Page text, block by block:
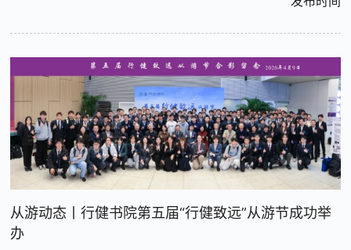
从游动态丨行健书院第五届“行健致远”从游节成功举
办